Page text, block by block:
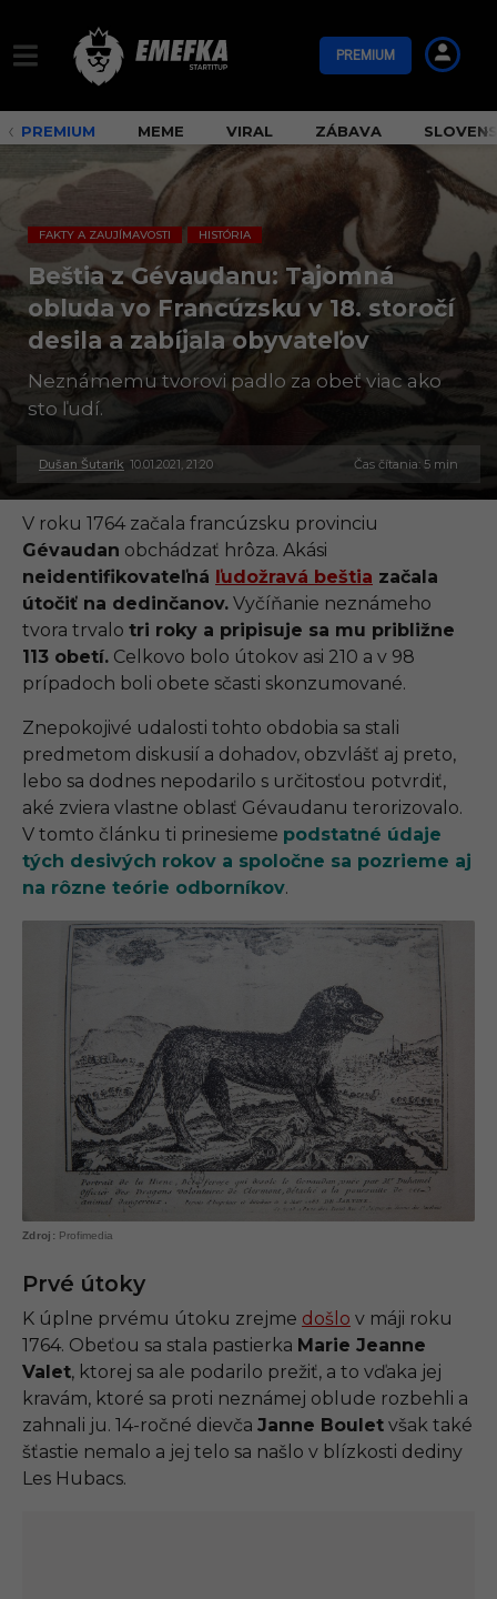
PREMIUM
PREMIUM MEME VIRAL ZÁBAVA
FAKTY A ZAUJÍMAVOSTI
,
HISTÓRIA
Beštia z Gévaudanu: Tajomná
obluda vo Francúzsku v 18. storočí
desila a zabíjala obyvateľov
Neznámemu tvorovi padlo za obeť viac ako
sto ľudí.
Dušan Šutarík 10.01.2021, 21:20
3
.
0
.
2
2
1
1
2
0
Čas čítania: 5 min
V roku 1764 začala francúzsku provinciu
Gévaudan obchádzať hrôza. Akási
neidentifikovateľná ľudožravá beštia začala
útočiť na dedinčanov. Vyčíňanie neznámeho
tvora trvalo tri roky a pripisuje sa mu približne
113 obetí. Celkovo bolo útokov asi 210 a v 98
prípadoch boli obete sčasti skonzumované.
Znepokojivé udalosti tohto obdobia sa stali
predmetom diskusií a dohadov, obzvlášť aj preto,
lebo sa dodnes nepodarilo s určitosťou potvrdiť,
aké zviera vlastne oblasť Gévaudanu terorizovalo.
V tomto článku ti prinesieme podstatné údaje
tých desivých rokov a spoločne sa pozrieme aj
na rôzne teórie odborníkov.
Profimedia
Prvé útoky
K úplne prvému útoku zrejme došlo v máji roku
1764. Obeťou sa stala pastierka Marie Jeanne
Valet, ktorej sa ale podarilo prežiť, a to vďaka jej
kravám, ktoré sa proti neznámej oblude rozbehli a
zahnali ju. 14-ročné dievča Janne Boulet však také
šťastie nemalo a jej telo sa našlo v blízkosti dediny
Les Hubacs.